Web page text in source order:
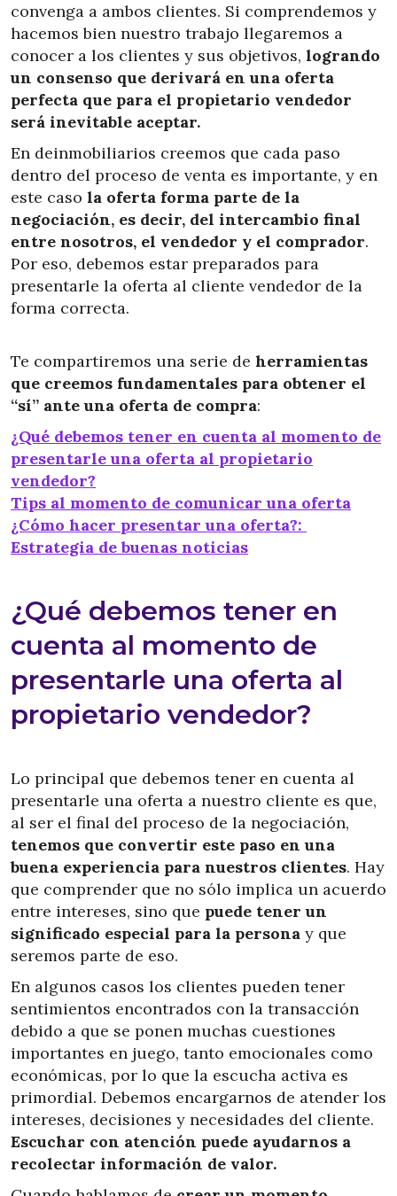
convenga a ambos clientes. Si comprendemos y
hacemos bien nuestro trabajo llegaremos a
conocer a los clientes y sus objetivos, logrando
un consenso que derivará en una oferta
perfecta que para el propietario vendedor
será inevitable aceptar.
En deinmobiliarios creemos que cada paso
dentro del proceso de venta es importante, y en
este caso la oferta forma parte de la
negociación, es decir, del intercambio final
entre nosotros, el vendedor y el comprador.
Por eso, debemos estar preparados para
presentarle la oferta al cliente vendedor de la
forma correcta.
Te compartiremos una serie de herramientas
que creemos fundamentales para obtener el
“sí” ante una oferta de compra:
¿Qué debemos tener en cuenta al momento de
presentarle una oferta al propietario
vendedor?
Tips al momento de comunicar una oferta
¿Cómo hacer presentar una oferta?:
Estrategia de buenas noticias
¿Qué debemos tener en
cuenta al momento de
presentarle una oferta al
propietario vendedor?
Lo principal que debemos tener en cuenta al
presentarle una oferta a nuestro cliente es que,
al ser el final del proceso de la negociación,
tenemos que convertir este paso en una
buena experiencia para nuestros clientes. Hay
que comprender que no sólo implica un acuerdo
entre intereses, sino que puede tener un
significado especial para la persona y que
seremos parte de eso.
En algunos casos los clientes pueden tener
sentimientos encontrados con la transacción
debido a que se ponen muchas cuestiones
importantes en juego, tanto emocionales como
económicas, por lo que la escucha activa es
primordial. Debemos encargarnos de atender los
intereses, decisiones y necesidades del cliente.
Escuchar con atención puede ayudarnos a
recolectar información de valor.